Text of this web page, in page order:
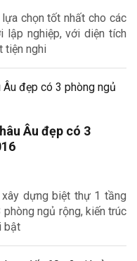
chọn tốt nhất cho các
lập nghiệp, với diện tích
tiện nghi
Âu đẹp có 3
dựng biệt thự 1 tầng
ngủ rộng, kiến trúc
bật